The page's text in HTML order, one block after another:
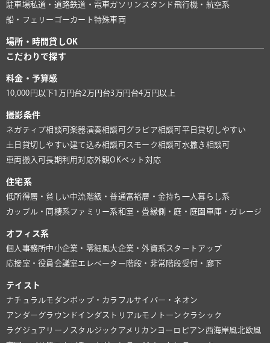
駐車場私道・道路鉄道・電車 ガソリンスタンド 飛行機・航空系
船・フェリー ゴーカート特殊車両
場所・時間貸しOK
こだわりで探す
料金・予算感
10,000円以下1万円台2万円台3万円台4万円以上
撮影条件
ネガティブ相談可楽器演奏相談可 グラビア相談可 平日貸切しやすい
土日貸切しやすい建て込み相談可 スモーク相談可 水撒き相談可
車両搬入可長期利用対応外観OKペット対応
住宅系
低所得層・貧しい中流階級・普通富裕層・金持ち 一人暮らし系
カップル・同棲系ファミリー系和室・畳縁側・庭・庭園 車庫・ガレージ
オフィス系
個人事務所中小企業・零細風大企業・外資系スタートアップ
応接室・役員会議室 エレベーター 階段・非常階段受付・廊下
テイスト
ナチュラルモダンポップ・カラフルサイバー・ネオン
アンダーグラウンド インダストリアルモノトーン クラシック
ラグジュアリー ノスタルジック アメリカン ヨーロピアン 西海岸風北欧風